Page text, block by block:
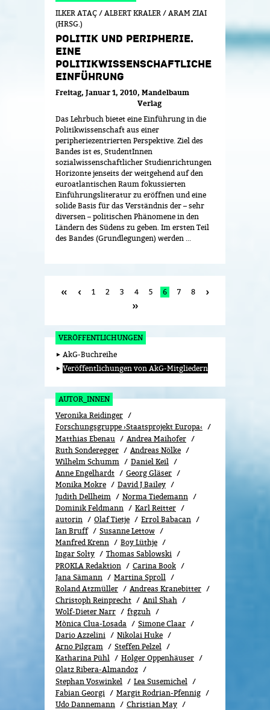
ILKER ATAÇ / ALBERT KRALER / ARAM ZIAI
(HRSG.)
POLITIK UND PERIPHERIE.
EINE
POLITIKWISSENSCHAFTLICHE
EINFÜHRUNG
Freitag, Januar 1, 2010 Mandelbaum
Verlag
Das Lehrbuch bietet eine Einführung in die
Politikwissenschaft aus einer
peripheriezentrierten Perspektive. Ziel des
Bandes ist es, StudentInnen
sozialwissenschaftlicher Studienrichtungen
Horizonte jenseits der weitgehend auf den
euroatlantischen Raum fokussierten
Einführungsliteratur zu eröffnen und eine
solide Basis für das Verständnis der – sehr
diversen – politischen Phänomene in den
Ländern des Südens zu geben. Im ersten Teil
des Bandes (Grundlegungen) werden ...
1 2 3 4 5 6 7 8
VERÖFFENTLICHUNGEN
AkG-Buchreihe
Veröffentlichungen von AkG-Mitgliedern
AUTOR_INNEN
Veronika Reidinger
Forschungsgruppe ›Staatsprojekt Europa‹
Matthias Ebenau
Andrea Maihofer
Ruth Sonderegger
Andreas Nölke
Wilhelm Schumm
Daniel Keil
Anne Engelhardt
Georg Gläser
Monika Mokre
David J Bailey
Judith Dellheim
Norma Tiedemann
Dominik Feldmann
Karl Reitter
autorin
Olaf Tietje
Errol Babacan
Ian Bruff
Susanne Lettow
Manfred Krenn
Boy Lüthje
Ingar Solty
Thomas Sablowski
PROKLA Redaktion
Carina Book
Jana Sämann
Martina Sproll
Roland Atzmüller
Andreas Kranebitter
Christoph Reinprecht
Anil Shah
Wolf-Dieter Narr
ftgzuh
Mònica Clua-Losada
Simone Claar
Dario Azzelini
Nikolai Huke
Arno Pilgram
Steffen Pelzel
Katharina Pühl
Holger Oppenhäuser
Olatz Ribera-Almandoz
Stephan Voswinkel
Lea Susemichel
Fabian Georgi
Margit Rodrian-Pfennig
Udo Dannemann
Christian May